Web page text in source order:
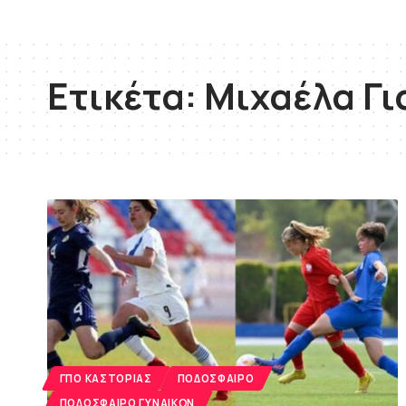
Ετικέτα:Μιχαέλα
ΓΠΟ ΚΑΣΤΟΡΙΆΣ
ΠΟΔΌΣΦΑΙΡΟ
ΠΟΔΌΣΦΑΙΡΟ ΓΥΝΑΙΚΏΝ